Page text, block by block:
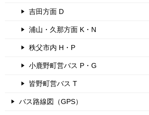
吉田方面 D
浦山・久那方面 K・N
秩父市内 H・P
小鹿野町営バス P・G
皆野町営バス T
バス路線図（GPS）